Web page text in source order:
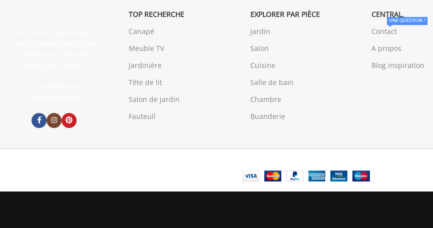
TOP RECHERCHE
Canapé
Meuble TV
Jardinière
Tête de lit
Salon de jardin
Fauteuil
EXPLORER PAR PIÈCE
Jardin
Salon
Cuisine
Salle de bain
Chambre
Buanderie
CENTRAL.
Contact
UNE QUESTION ?
A propos
Blog inspiration